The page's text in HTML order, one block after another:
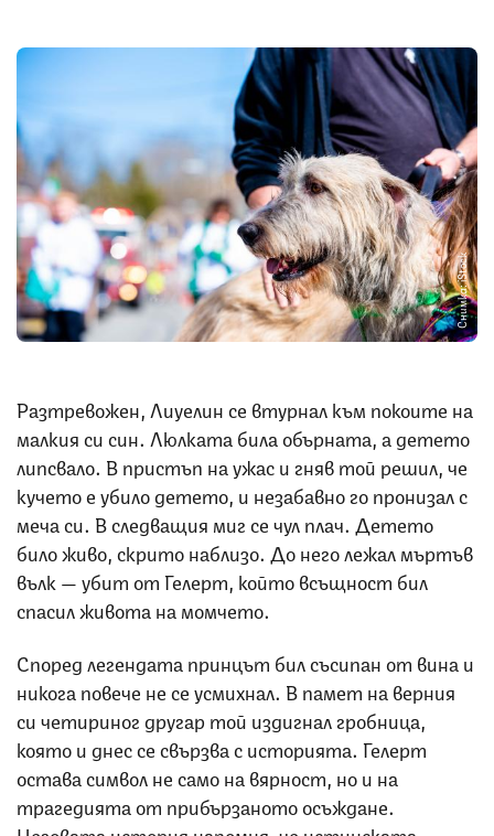
Снимка: iStock
Разтревожен, Лиуелин се втурнал към покоите на
малкия си син. Люлката била обърната, а детето
липсвало. В пристъп на ужас и гняв той решил, че
кучето е убило детето, и незабавно го пронизал с
меча си. В следващия миг се чул плач. Детето
било живо, скрито наблизо. До него лежал мъртъв
вълк — убит от Гелерт, който всъщност бил
спасил живота на момчето.
Според легендата принцът бил съсипан от вина и
никога повече не се усмихнал. В памет на верния
си четириног другар той издигнал гробница,
която и днес се свързва с историята. Гелерт
остава символ не само на вярност, но и на
трагедията от прибързаното осъждане.